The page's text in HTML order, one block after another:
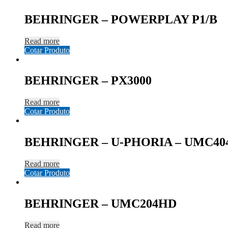
BEHRINGER – POWERPLAY P1/B
Read more
Cotar Produto
BEHRINGER – PX3000
Read more
Cotar Produto
BEHRINGER – U-PHORIA –
Read more
Cotar Produto
BEHRINGER – UMC204HD
Read more